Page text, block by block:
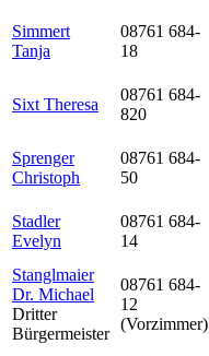
Simmert
Tanja
08761 684-
18
Sixt Theresa
08761 684-
820
Sprenger
Christoph
08761 684-
50
Stadler
Evelyn
08761 684-
14
Stanglmaier
Dr. Michael
Dritter
Bürgermeister
08761 684-
12
(Vorzimmer)